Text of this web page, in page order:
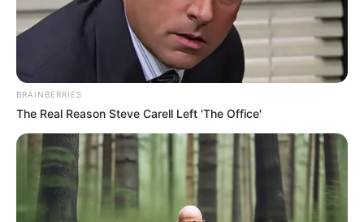
BRAINBERRIES
The Real Reason Steve Carell Left 'The Office'